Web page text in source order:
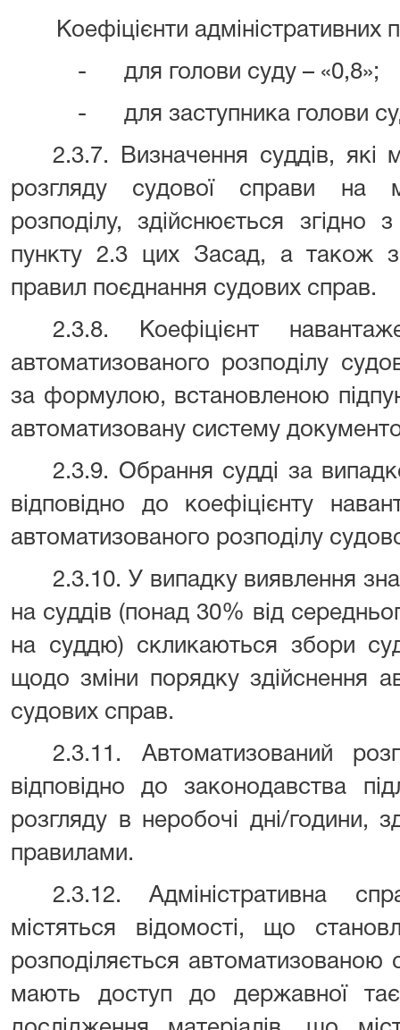
Коефіцієнти адміністративних
-
для голови суду – «0,8»;
-
для заступника голови
2.3.7. Визначення суддів,
розгляду судової справи на
розподілу, здійснюється згідно
пункту 2.3 цих Засад, а також
правил поєднання судових справ.
2.3.8. Коефіцієнт
автоматизованого розподілу
за формулою, встановленою
автоматизовану систему
2.3.9. Обрання судді за
відповідно до коефіцієнту
автоматизованого розподілу
2.3.10. У випадку виявлення
на суддів (понад 30% від
на суддю) скликаються збори
щодо зміни порядку здійснення
судових справ.
2.3.11. Автоматизований
відповідно до законодавства
розгляду в неробочі дні/години,
правилами.
2.3.12. Адміністративна
містяться відомості, що
розподіляється автоматизованою
мають доступ до державної